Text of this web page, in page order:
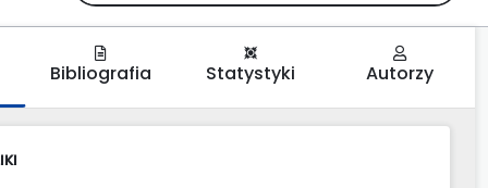
Bibliografia Statystyki Autorzy